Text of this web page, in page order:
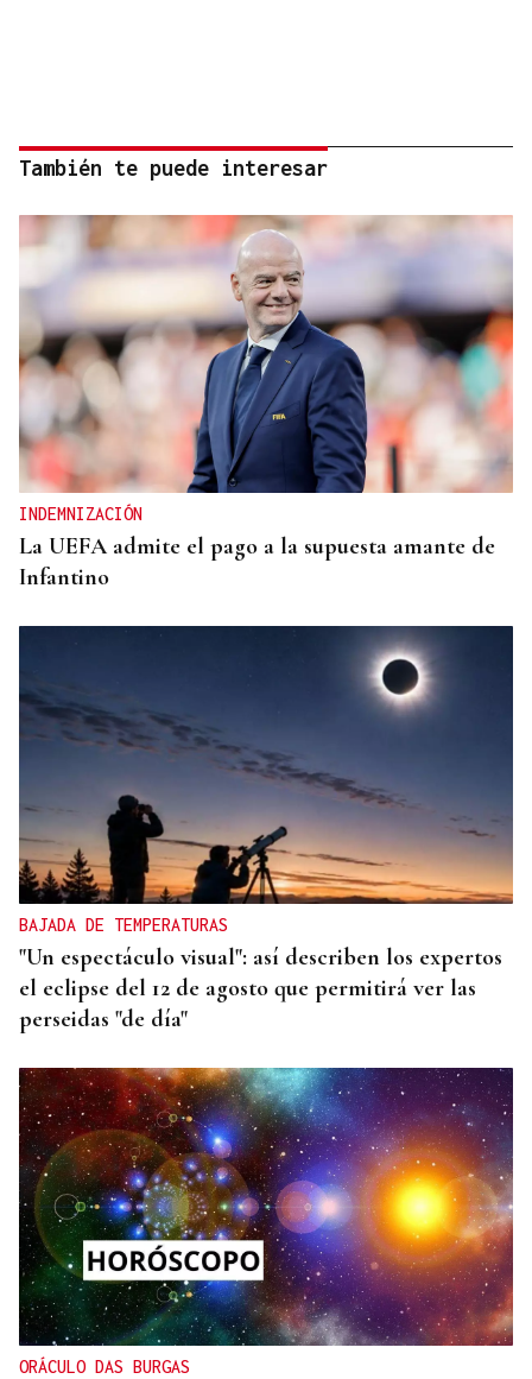
También te puede interesar
INDEMNIZACIÓN
La UEFA admite el pago a la supuesta amante de
Infantino
BAJADA DE TEMPERATURAS
"Un espectáculo visual": así describen los expertos
el eclipse del 12 de agosto que permitirá ver las
perseidas "de día"
ORÁCULO DAS BURGAS